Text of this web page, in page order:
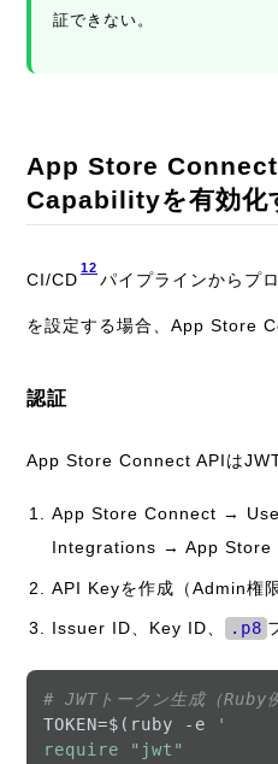
証できない。
App Store
Capabilityを有効化
CI/CD
12
パイプラインからプ
を設定する場合、App Store
認証
App Store Connect APIは
App Store Connect →
Integrations → App Store
API Keyを作成（Admin権限
Issuer ID、Key ID、 .p8
# JWTトークン生成（Ruby
TOKEN=$(ruby -e
'
require "jwt"